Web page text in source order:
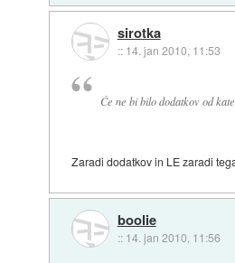
sirotka
:: 14. jan 2010, 11:53
Če ne bi bilo dodatkov od
Zaradi dodatkov in LE zaradi
boolie
:: 14. jan 2010, 11:56